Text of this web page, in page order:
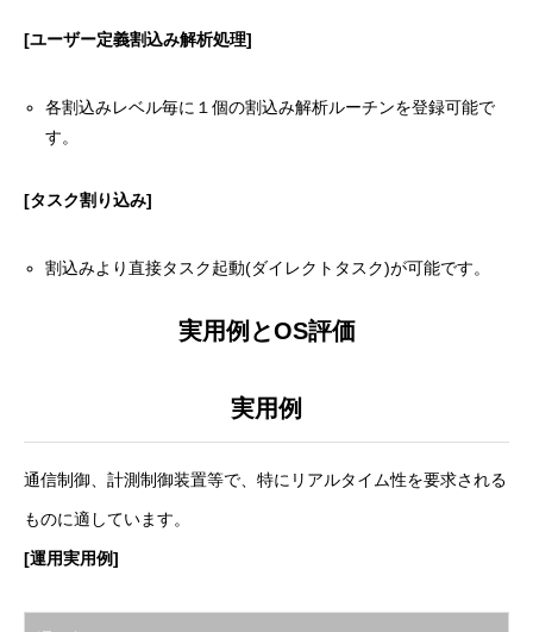
[ユーザー定義割込み解析処理]
各割込みレベル毎に１個の割込み解析ルーチンを登録可能で
す。
[タスク割り込み]
割込みより直接タスク起動(ダイレクトタスク)が可能です。
実用例とOS評価
実用例
通信制御、計測制御装置等で、特にリアルタイム性を要求される
ものに適しています。
[運用実用例]